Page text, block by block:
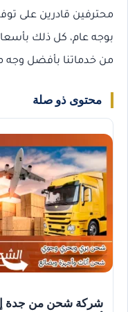
محترفين قادرين على
بوجه عام، كل ذلك
من خدماتنا بأفضل وجه
محتوى ذو صلة